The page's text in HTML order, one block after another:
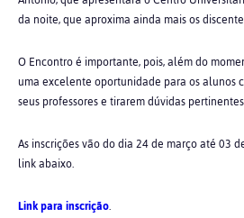
da noite, que aproxima ainda mais os
O Encontro é importante, pois, além do
uma excelente oportunidade para os alunos
seus professores e tirarem dúvidas
As inscrições vão do dia 24 de março até 03
link abaixo.
Link para inscrição.